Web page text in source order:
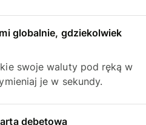
globalnie, gdziekolwiek
swoje waluty pod ręką w
je w sekundy.
debetowa